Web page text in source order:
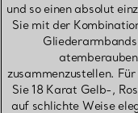
und so einen absolut
Sie mit der
zusammenzustellen.
Sie 18 Karat Gelb-,
auf schlichte Weise